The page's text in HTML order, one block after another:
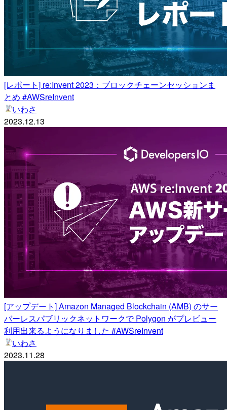
[レポート] re:Invent 2023：ブロックチェーンセッションま
とめ #AWSreInvent
いわさ
2023.12.13
[アップデート] Amazon Managed Blockchain (AMB) のサー
バーレスパブリックネットワークで Polygon がプレビュー
利用出来るようになりました #AWSreInvent
いわさ
2023.11.28